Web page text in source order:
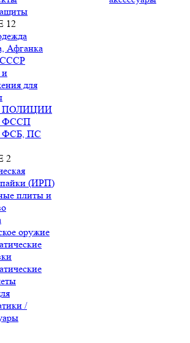
12
Афганка
для
ПОЛИЦИИ
ФССП
ФСБ, ПС
2
(ИРП)
плиты и
оружие
/